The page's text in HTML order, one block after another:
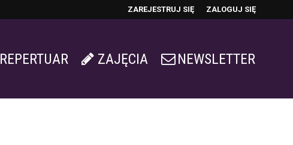
ZAREJESTRUJ SIĘ ZALOGUJ SIĘ
REPERTUAR ZAJĘCIA NEWSLETTER